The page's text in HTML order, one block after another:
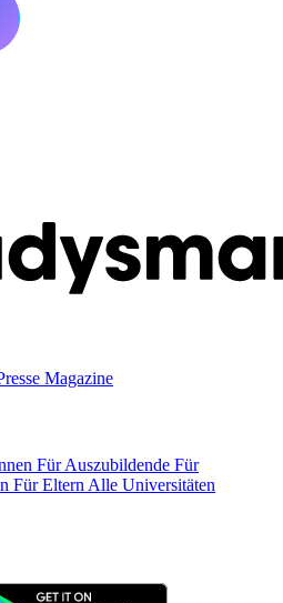
Magazine
Für Auszubildende Für
Für Eltern Alle Universitäten